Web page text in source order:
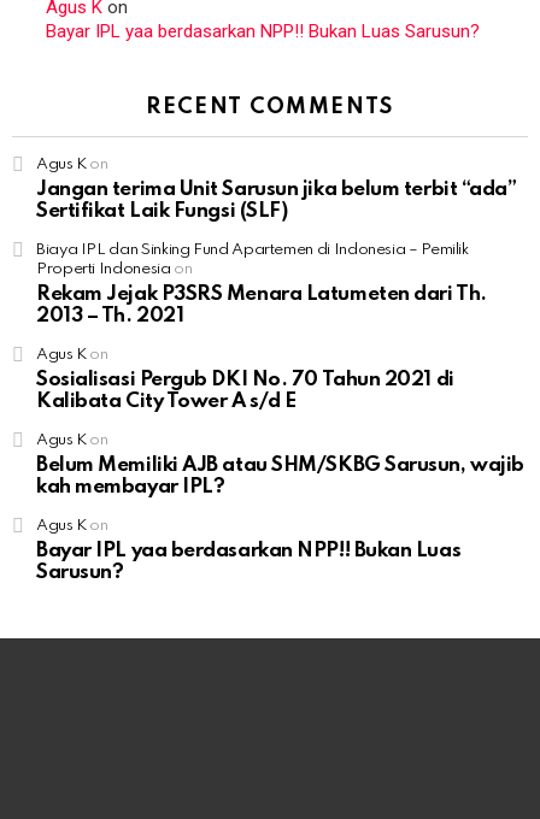
Agus K on
Bayar IPL yaa berdasarkan NPP!! Bukan Luas Sarusun?
RECENT COMMENTS
Agus Kon
Jangan terima Unit Sarusun jika belum terbit “ada”
Sertifikat Laik Fungsi (SLF)
Biaya IPL dan Sinking Fund Apartemen di Indonesia – Pemilik
Properti Indonesia on
Rekam Jejak P3SRS Menara Latumeten dari Th.
2013 – Th. 2021
Agus Kon
Sosialisasi Pergub DKI No. 70 Tahun 2021 di
Kalibata City Tower A s/d E
Agus Kon
Belum Memiliki AJB atau SHM/SKBG Sarusun, wajib
kah membayar IPL?
Agus Kon
Bayar IPL yaa berdasarkan NPP!! Bukan Luas
Sarusun?